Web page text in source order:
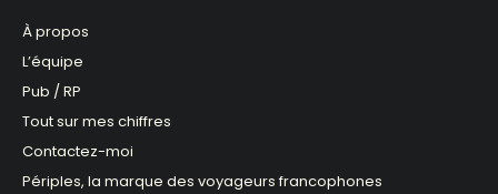
À propos
L’équipe
Pub / RP
Tout sur mes chiffres
Contactez-moi
Périples, la marque des voyageurs francophones